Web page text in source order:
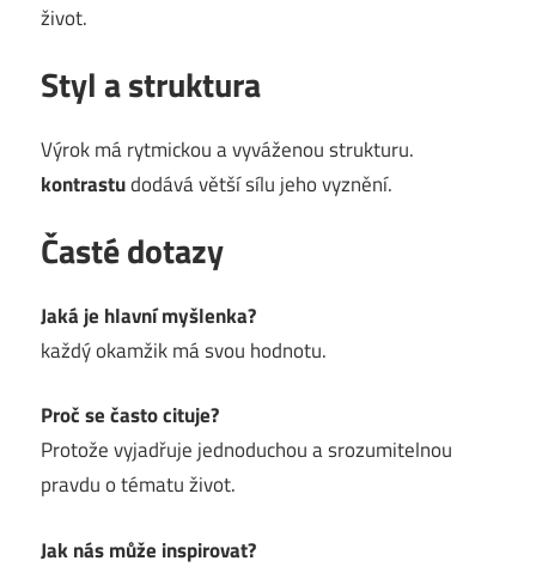
život.
Styl a struktura
Výrok má rytmickou a vyváženou strukturu.
kontrastudodává větší sílu jeho vyznění.
Časté dotazy
Jaká je hlavní myšlenka?
každý okamžik má svou hodnotu.
Proč se často cituje?
Protože vyjadřuje jednoduchou a srozumitelnou
pravdu o tématu život.
Jak nás může inspirovat?